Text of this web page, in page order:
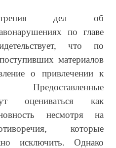
дел об
по главе
что по
материалов
о привлечении к
Предоставленные
оцениваться как
несмотря на
которые
исключить. Однако